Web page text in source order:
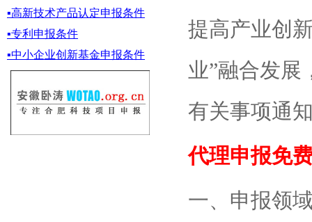
▪高新技术产品认定申报条件
▪专利申报条件
▪中小企业创新基金申报条件
提高产业创
业”融合发展
有关事项通
代理申报免
一、申报领